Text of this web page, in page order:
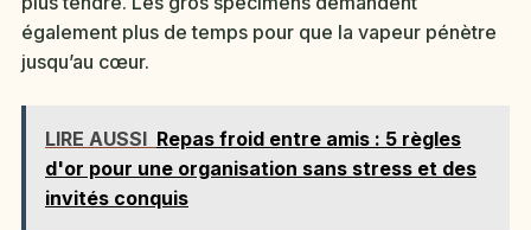
également plus de temps pour que la vapeur pénètre
jusqu’au cœur.
LIRE AUSSI Repas froid entre amis : 5 règles
d'or pour une organisation sans stress et des
invités conquis